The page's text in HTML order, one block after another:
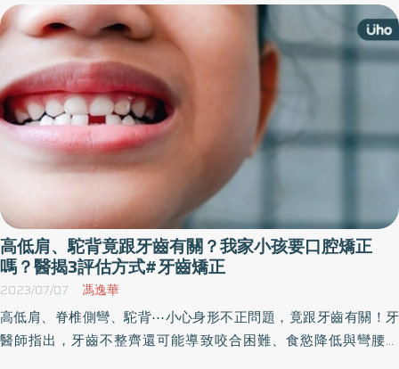
植牙、假牙、牙齒矯正和牙橋等4種，各自有哪些優缺點？適合誰
做？以下醫師解析。
高低肩、駝背竟跟牙齒有關？我家小孩要口腔矯正
嗎？醫揭3評估方式#牙齒矯正
2023/07/07 馮逸華
高低肩、脊椎側彎、駝背⋯小心身形不正問題，竟跟牙齒有關！牙
醫師指出，牙齒不整齊還可能導致咬合困難、食慾降低與彎腰駝